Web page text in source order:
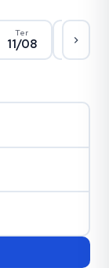
Ter
11/08 12/08